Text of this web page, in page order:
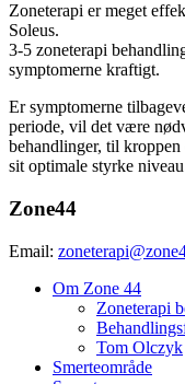
Zoneterapi er meget
Soleus.
3-5 zoneterapi
symptomerne kraftigt.
Er symptomerne
periode, vil det være
behandlinger, til
sit optimale styrke
Zone44
Email:
Om Zone 44
Zoneterapi
Tom Olczyk
Smerteområde